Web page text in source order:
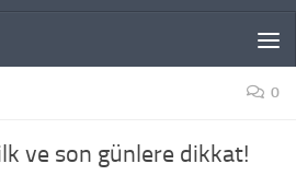
0
ve son günlere dikkat!